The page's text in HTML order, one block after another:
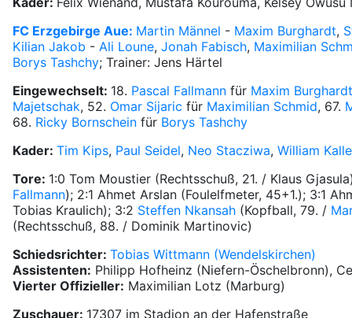
FC Erzgebirge Aue: Martin Männel - Maxim Burghardt,
Kilian Jakob - Ali Loune, Jonah Fabisch, Maximilian
Borys Tashchy; Trainer: Jens Härtel
Eingewechselt: 18. Pascal Fallmann für Maxim Burghardt
Majetschak, 52. Omar Sijaric für Maximilian Schmid, 67.
68. Ricky Bornschein für Borys Tashchy
Kader: Tim Kips, Paul Seidel, Neo Stacziwa, William
Tore: 1:0 Tom Moustier (Rechtsschuß, 21. / Klaus
Fallmann); 2:1 Ahmet Arslan (Foulelfmeter, 45+1.); 3:1
Tobias Kraulich); 3:2 Steffen Nkansah (Kopfball, 79. /
(Rechtsschuß, 88. / Dominik Martinovic)
Schiedsrichter: Tobias Wittmann (Wendelskirchen)
Assistenten: Philipp Hofheinz (Niefern-Öschelbronn),
Vierter Offizieller: Maximilian Lotz (Marburg)
Zuschauer: 17307 im Stadion an der Hafenstraße